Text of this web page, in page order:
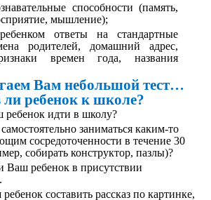
способности (память,
мышление);
ответы на стандартные
родителей, домашний адрес,
времен года, названия
Вам небольшой тест…
ли ребенок к школе?
ребенок идти в школу?
заниматься каким-то
сосредоточенности в течение 30
собирать конструктор, пазлы)?
Ваш ребенок в присутствии
составить рассказ по картинке,